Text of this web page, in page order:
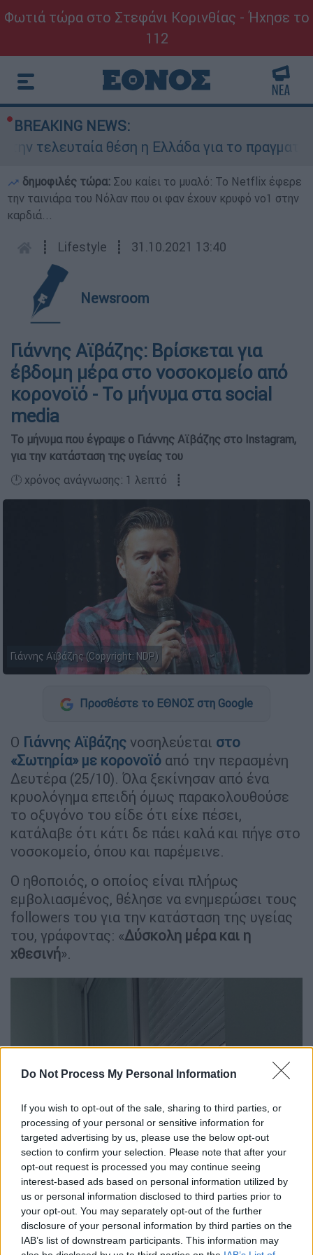
Do Not Process My Personal Information
If you wish to opt-out of the sale, sharing to third parties, or
processing of your personal or sensitive information for
targeted advertising by us, please use the below opt-out
section to confirm your selection. Please note that after your
opt-out request is processed you may continue seeing
interest-based ads based on personal information utilized by
us or personal information disclosed to third parties prior to
your opt-out. You may separately opt-out of the further
disclosure of your personal information by third parties on the
IAB’s list of downstream participants. This information may
Φωτιά τώρα στο Στεφάνι Κορινθίας - Ήχησε το
112
BREAKING NEWS:
θέση η Ελλάδα για το πραγματικό
δημοφιλές τώρα: Σου καίει το μυαλό: Το Netflix έφερε
την ταινιάρα του Νόλαν που οι φαν έχουν κρυφό νο1 στην
καρδιά...
┋ Lifestyle ┋ 31.10.2021 13:40
Newsroom
Γιάννης Αϊβάζης: Βρίσκεται για
έβδομη μέρα στο νοσοκομείο από
κορονοϊό - Το μήνυμα στα social
media
Το μήνυμα που έγραψε ο Γιάννης Αϊβάζης στο Instagram,
για την κατάσταση της υγείας του
🕛 χρόνος ανάγνωσης: 1 λεπτό ┋
Γιάννης Αϊβάζης (Copyright: NDP)
Προσθέστε το ΕΘΝΟΣ στη Google
Ο Γιάννης Αϊβάζης νοσηλεύεται στο
«Σωτηρία» με κορονοϊό από την περασμένη
Δευτέρα (25/10). Όλα ξεκίνησαν από ένα
κρυολόγημα επειδή όμως παρακολουθούσε
το οξυγόνο του είδε ότι είχε πέσει,
κατάλαβε ότι κάτι δε πάει καλά και πήγε στο
νοσοκομείο, όπου και παρέμεινε.
Ο ηθοποιός, ο οποίος είναι πλήρως
εμβολιασμένος, θέλησε να ενημερώσει τους
followers του για την κατάσταση της υγείας
του, γράφοντας: «Δύσκολη μέρα και η
χθεσινή».